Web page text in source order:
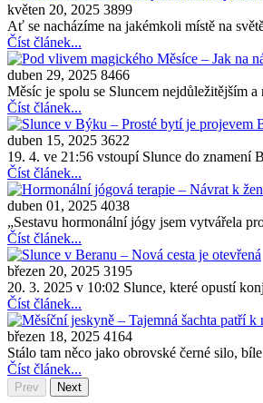
květen 20, 2025 3899
Ať se nacházíme na jakémkoli místě na
Číst článek...
duben 29, 2025 8466
Měsíc je spolu se Sluncem nejdůležitějším
Číst článek...
duben 15, 2025 3622
19. 4. ve 21:56 vstoupí Slunce do znamení
Číst článek...
duben 01, 2025 4038
„Sestavu hormonální jógy jsem vytvářela
Číst článek...
březen 20, 2025 3195
20. 3. 2025 v 10:02 Slunce, které opustí
Číst článek...
březen 18, 2025 4164
Stálo tam něco jako obrovské černé silo,
Číst článek...
Prev Next